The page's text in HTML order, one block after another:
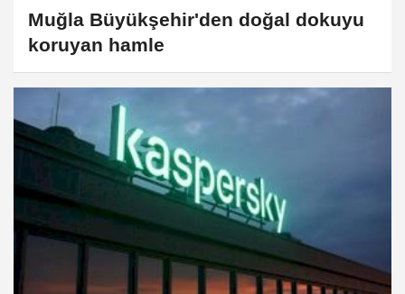
Muğla Büyükşehir'den doğal dokuyu
koruyan hamle